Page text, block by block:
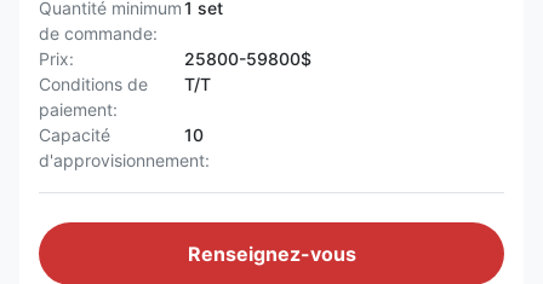
Quantité minimum
de commande:
1 set
Prix:
25800-59800$
Conditions de
paiement:
T/T
Capacité
d'approvisionnement:
10
Renseignez-vous